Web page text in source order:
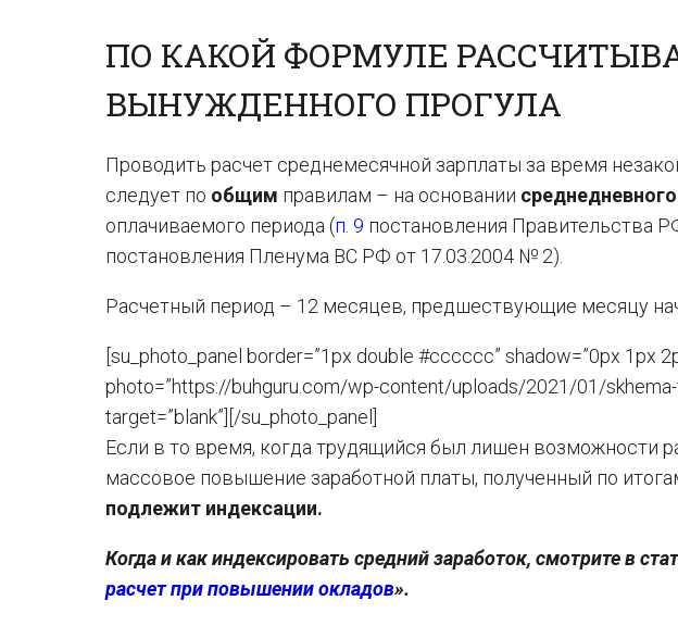
ПО КАКОЙ ФОРМУЛЕ
ВЫНУЖДЕННОГО ПРОГУЛА
Проводить расчет среднемесячной зарплаты за время
следует по общим правилам – на основании
оплачиваемого периода (п. 9 постановления Правительства
постановления Пленума ВС РФ от 17.03.2004 № 2).
Расчетный период – 12 месяцев, предшествующие месяцу
[su_photo_panel border=”1px double #cccccc” shadow=”0px 1px
photo=”https://buhguru.com/wp-content/uploads/2021/01/
target=”blank”][/su_photo_panel]
Если в то время, когда трудящийся был лишен возможности
массовое повышение заработной платы, полученный по
подлежит индексации.
Когда и как индексировать средний заработок, смотрите в
расчет при повышении окладов».